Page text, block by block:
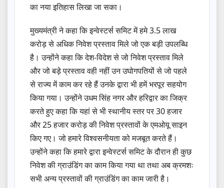
का नया इतिहास लिखा जा सका।
मुख्यमंत्री ने कहा कि इन्वेस्टर्स समिट में हमे 3.5 लाख
करोड़ से अधिक निवेश प्रस्ताव मिले जो एक बड़ी उपलब्धि
है। उन्होंने कहा कि देश-विदेश से जो निवेश प्रस्ताव मिले
और जो बड़े प्रस्ताव वही नहीं उन उघोगपतियों से जो पहले
से राज्य में काम कर रहे हैं उनके द्वारा भी हमें भरपूर सहयोग
किया गया। उन्होंने उधम सिंह नगर और हरिद्वार का जिक्र
करते हुए कहा कि यहां से भी स्थानीय स्तर पर 30 हजार
और 25 हजार करोड़ की निवेश प्रस्तावों के एमओयू साइन
किए गए। जो हमारे विश्वसनीयता को मजबूत करते हैं।
उन्होंने कहा कि हमारे द्वारा इन्वेस्टर्स समिट के दौरान ही कुछ
निवेश की ग्राउंडिंग का काम किया गया था तथा अब क्रमशः
सभी अन्य प्रस्तावों की ग्राउंडिंग का काम जारी है।